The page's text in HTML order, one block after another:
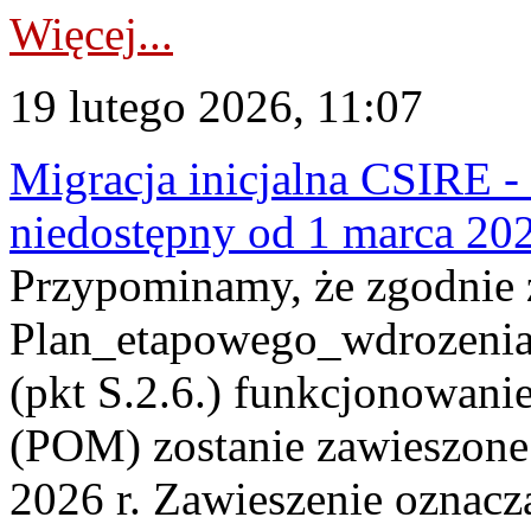
Więcej...
19 lutego 2026, 11:07
Migracja inicjalna CSIRE
niedostępny od 1 marca
Przypominamy, że zgodnie
(pkt S.2.6.)
(POM) zostanie
2026 r. Zawieszenie